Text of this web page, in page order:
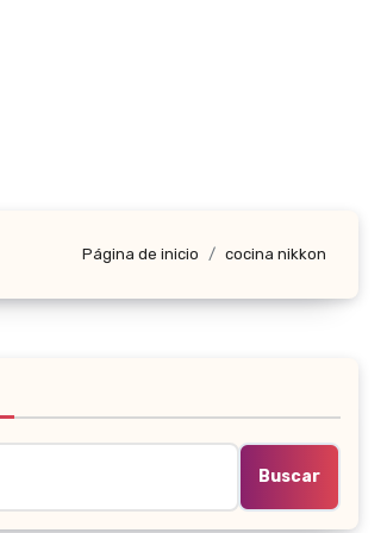
Página de inicio cocina nikkon
Buscar